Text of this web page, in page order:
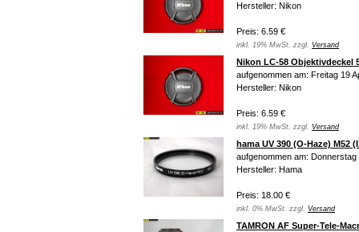
Hersteller: Nikon
Preis: 6.59 €
inkl. 19% MwSt. zzgl. Versand
Nikon LC-58 Objektivdeckel
aufgenommen am: Freitag 19
Hersteller: Nikon
Preis: 6.59 €
inkl. 19% MwSt. zzgl. Versand
hama UV 390 (O-Haze) M52
aufgenommen am:
Hersteller: Hama
Preis: 18.00 €
inkl. 0% MwSt. zzgl. Versand
TAMRON AF Super-Tele-